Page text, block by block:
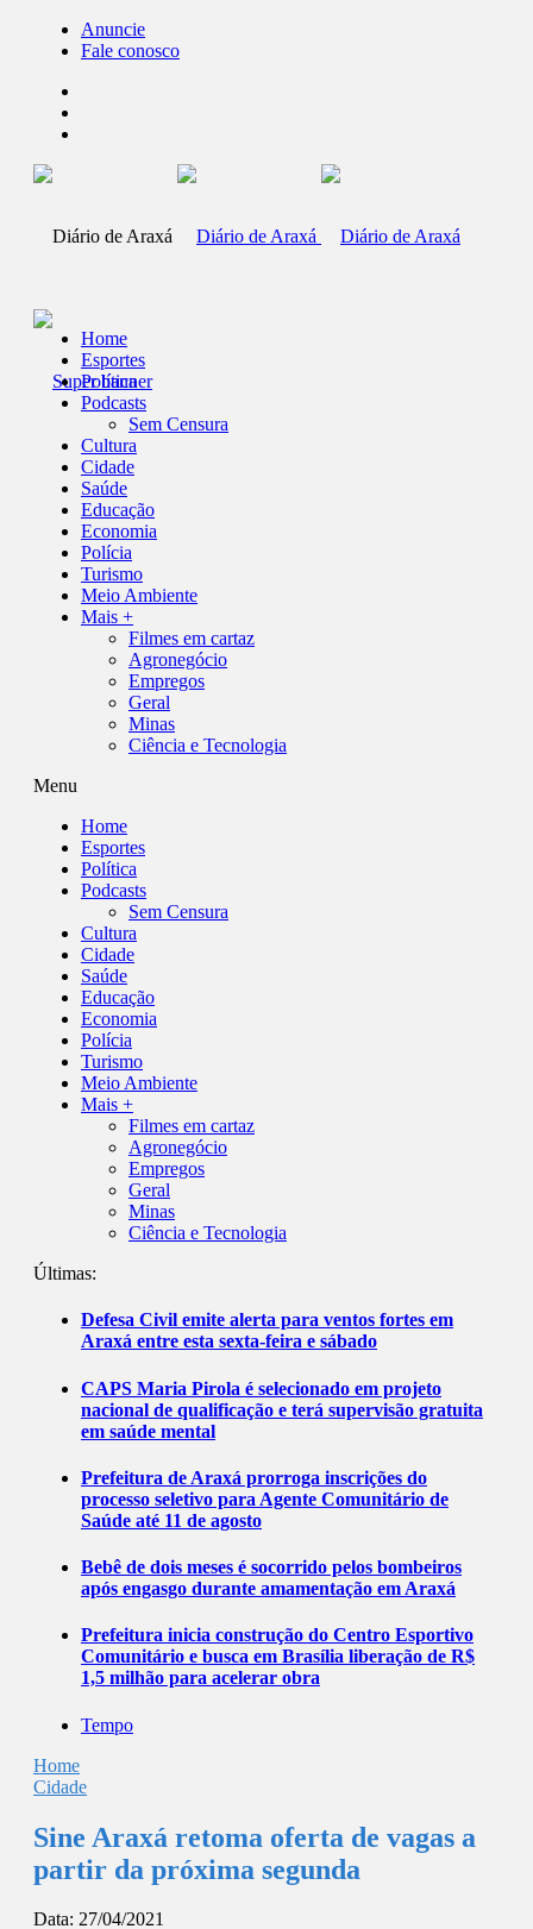
Anuncie
Fale conosco
Home
Esportes
Política
Podcasts
Sem Censura
Cultura
Cidade
Saúde
Educação
Economia
Polícia
Turismo
Meio Ambiente
Mais +
Filmes em cartaz
Agronegócio
Empregos
Geral
Minas
Ciência e Tecnologia
Menu
Home
Esportes
Política
Podcasts
Sem Censura
Cultura
Cidade
Saúde
Educação
Economia
Polícia
Turismo
Meio Ambiente
Mais +
Filmes em cartaz
Agronegócio
Empregos
Geral
Minas
Ciência e Tecnologia
Últimas:
Defesa Civil emite alerta para ventos fortes em
Araxá entre esta sexta-feira e sábado
CAPS Maria Pirola é selecionado em projeto
nacional de qualificação e terá supervisão gratuita
em saúde mental
Prefeitura de Araxá prorroga inscrições do
processo seletivo para Agente Comunitário de
Saúde até 11 de agosto
Bebê de dois meses é socorrido pelos bombeiros
após engasgo durante amamentação em Araxá
Prefeitura inicia construção do Centro Esportivo
Comunitário e busca em Brasília liberação de R$
1,5 milhão para acelerar obra
Tempo
Home
Cidade
Sine Araxá retoma oferta de vagas a
partir da próxima segunda
Data: 27/04/2021